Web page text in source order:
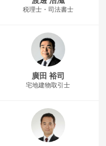
税理士・司法書士
廣田 裕司
宅地建物取引士